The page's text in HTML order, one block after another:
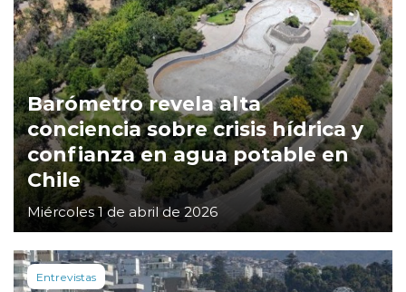
Barómetro revela alta
conciencia sobre crisis hídrica y
confianza en agua potable en
Chile
Miércoles 1 de abril de 2026
Entrevistas